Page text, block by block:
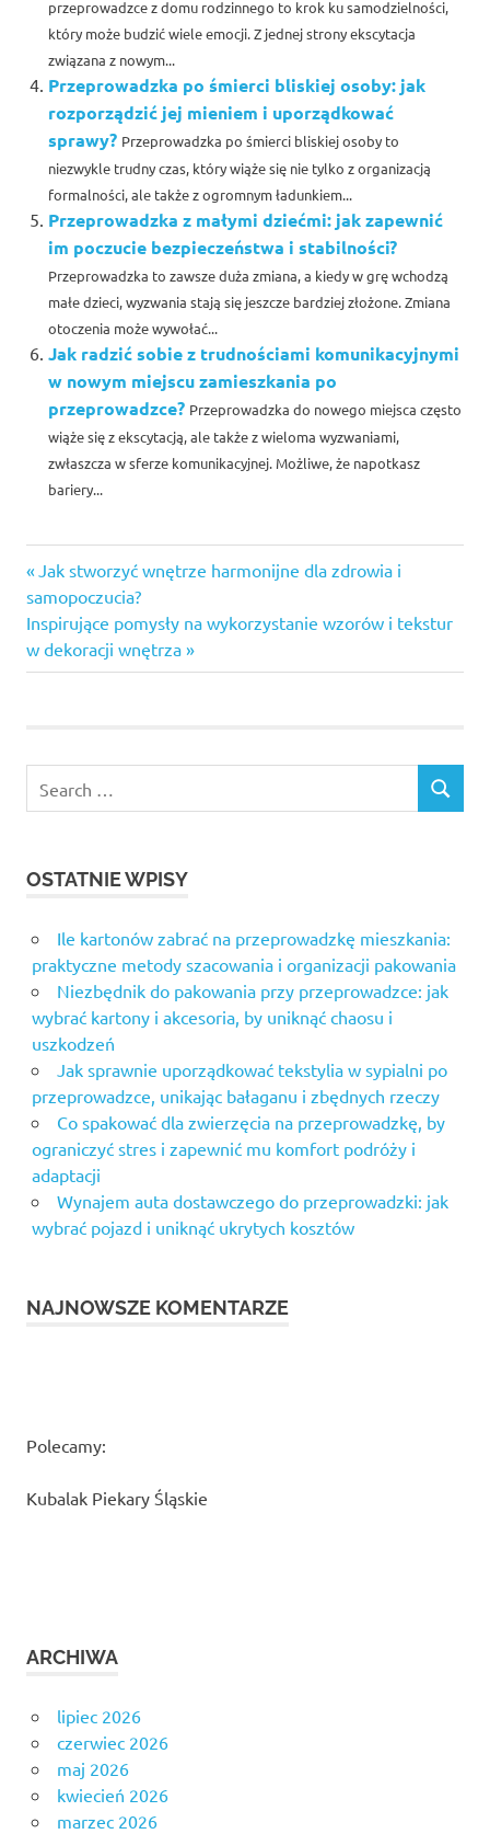
przeprowadzce z domu rodzinnego to krok ku samodzielności,
który może budzić wiele emocji. Z jednej strony ekscytacja
związana z nowym...
Przeprowadzka po śmierci bliskiej osoby: jak
rozporządzić jej mieniem i uporządkować
sprawy? Przeprowadzka po śmierci bliskiej osoby to
niezwykle trudny czas, który wiąże się nie tylko z organizacją
formalności, ale także z ogromnym ładunkiem...
Przeprowadzka z małymi dziećmi: jak zapewnić
im poczucie bezpieczeństwa i stabilności?
Przeprowadzka to zawsze duża zmiana, a kiedy w grę wchodzą
małe dzieci, wyzwania stają się jeszcze bardziej złożone. Zmiana
otoczenia może wywołać...
Jak radzić sobie z trudnościami komunikacyjnymi
w nowym miejscu zamieszkania po
przeprowadzce? Przeprowadzka do nowego miejsca często
wiąże się z ekscytacją, ale także z wieloma wyzwaniami,
zwłaszcza w sferze komunikacyjnej. Możliwe, że napotkasz
bariery...
Nawigacja
wpisu
Previous
Post:
Jak stworzyć wnętrze harmonijne dla zdrowia i
samopoczucia?
Next
Post:
Inspirujące pomysły na wykorzystanie wzorów i tekstur
w dekoracji wnętrza
for:
SEARCH
OSTATNIE WPISY
Ile kartonów zabrać na przeprowadzkę mieszkania:
praktyczne metody szacowania i organizacji pakowania
Niezbędnik do pakowania przy przeprowadzce: jak
wybrać kartony i akcesoria, by uniknąć chaosu i
uszkodzeń
Jak sprawnie uporządkować tekstylia w sypialni po
przeprowadzce, unikając bałaganu i zbędnych rzeczy
Co spakować dla zwierzęcia na przeprowadzkę, by
ograniczyć stres i zapewnić mu komfort podróży i
adaptacji
Wynajem auta dostawczego do przeprowadzki: jak
wybrać pojazd i uniknąć ukrytych kosztów
NAJNOWSZE KOMENTARZE
Polecamy:
Kubalak Piekary Śląskie
ARCHIWA
lipiec 2026
czerwiec 2026
maj 2026
kwiecień 2026
marzec 2026